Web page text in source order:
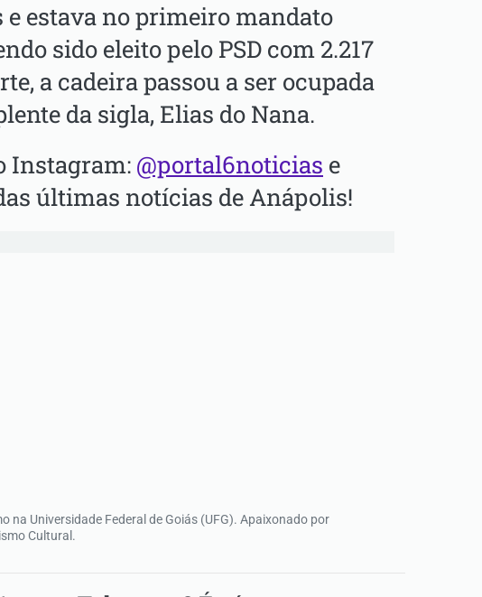
e estava no primeiro mandato
sido eleito pelo PSD com 2.217
a cadeira passou a ser ocupada
da sigla, Elias do Nana.
Instagram: @portal6noticias e
últimas notícias de Anápolis!
na Universidade Federal de Goiás (UFG). Apaixonado por
Cultural.